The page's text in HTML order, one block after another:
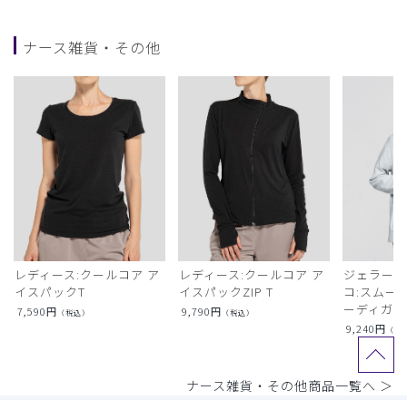
ナース雑貨・その他
レディース:クールコア ア
イスパックT
7,590円 （税込）
レディース:クールコア ア
イスパックZIP T
9,790円 （税込）
ジェラー
コ:スムー
ーディガン
9,240円 （税
ナース雑貨・その他商品一覧へ ＞